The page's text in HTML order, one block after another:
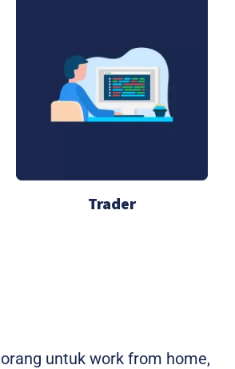
Trader
untuk work from home,